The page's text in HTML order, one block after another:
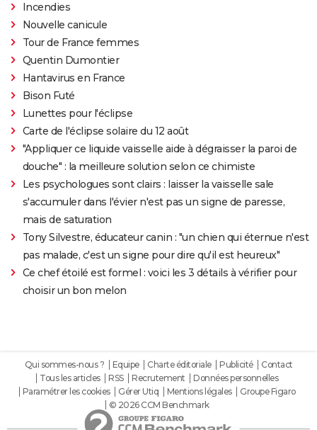
Incendies
Nouvelle canicule
Tour de France femmes
Quentin Dumontier
Hantavirus en France
Bison Futé
Lunettes pour l'éclipse
Carte de l'éclipse solaire du 12 août
"Appliquer ce liquide vaisselle aide à dégraisser la paroi de
douche" : la meilleure solution selon ce chimiste
Les psychologues sont clairs : laisser la vaisselle sale
s'accumuler dans l'évier n'est pas un signe de paresse,
mais de saturation
Tony Silvestre, éducateur canin : "un chien qui éternue n'est
pas malade, c'est un signe pour dire qu'il est heureux"
Ce chef étoilé est formel : voici les 3 détails à vérifier pour
choisir un bon melon
Qui sommes-nous ? Equipe Charte éditoriale Publicité
Contact
Tous les articles
RSS Recrutement
Données personnelles
Paramétrer les cookies
Gérer Utiq Mentions légales
Groupe Figaro
© 2026 CCM Benchmark